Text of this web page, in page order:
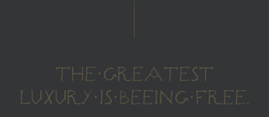
THE GREATEST
LUXURY IS BEEING FREE.